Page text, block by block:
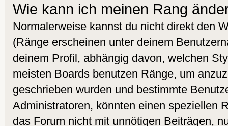
Wie kann ich meinen Rang
Normalerweise kannst du nicht direkt den
(Ränge erscheinen unter deinem
deinem Profil, abhängig davon, welchen
meisten Boards benutzen Ränge, um
geschrieben wurden und bestimmte
Administratoren, könnten einen speziellen
das Forum nicht mit unnötigen Beiträgen,